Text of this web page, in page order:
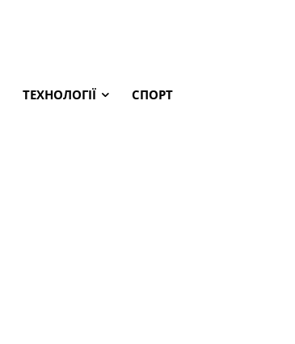
ТЕХНОЛОГІЇ СПОРТ